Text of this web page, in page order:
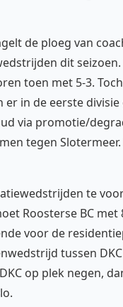
de ploeg van
dit
toen met 5-3.
in de eerste
via promotie/
tegen
te
Roosterse BC met
voor de
tussen
op plek negen,